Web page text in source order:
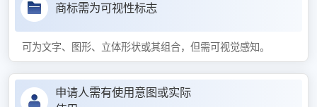
商标需为可视性标志
可为文字、图形、立体形状或其组合，但需可视觉感知。
申请人需有使用意图或实际